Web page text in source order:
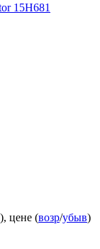
15H681
), цене (возр/убыв)